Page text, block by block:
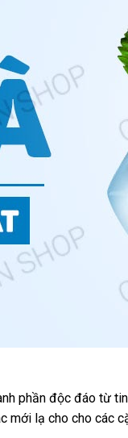
phần độc đáo từ
mới lạ cho cho tự
các